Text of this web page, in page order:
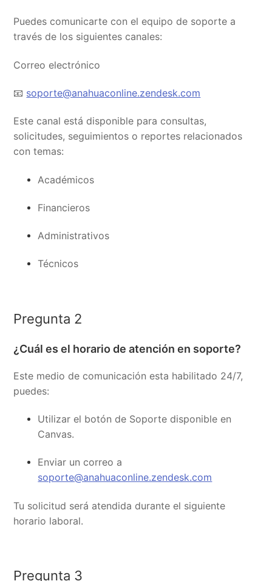
Puedes comunicarte con el equipo de soporte a
través de los siguientes canales:
Correo electrónico
📧 soporte@anahuaconline.zendesk.com
Este canal está disponible para consultas,
solicitudes, seguimientos o reportes relacionados
con temas:
Académicos
Financieros
Administrativos
Técnicos
Pregunta 2
¿Cuál es el horario de atención en soporte?
Este medio de comunicación esta habilitado 24/7,
puedes:
Utilizar el botón de Soporte disponible en
Canvas.
Enviar un correo a
soporte@anahuaconline.zendesk.com
Tu solicitud será atendida durante el siguiente
horario laboral.
Pregunta 3